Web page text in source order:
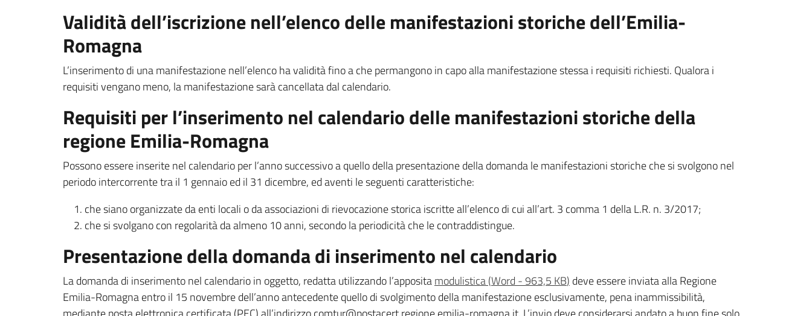
Validità dell’iscrizione nell’elenco delle manifestazioni storiche dell’Emilia-
Romagna
L’inserimento di una manifestazione nell’elenco ha validità fino a che permangono in capo alla manifestazione stessa i requisiti richiesti. Qualora i
requisiti vengano meno, la manifestazione sarà cancellata dal calendario.
Requisiti per l’inserimento nel calendario delle manifestazioni storiche della
regione Emilia-Romagna
Possono essere inserite nel calendario per l’anno successivo a quello della presentazione della domanda le manifestazioni storiche che si svolgono nel
periodo intercorrente tra il 1 gennaio ed il 31 dicembre, ed aventi le seguenti caratteristiche:
che siano organizzate da enti locali o da associazioni di rievocazione storica iscritte all’elenco di cui all’art. 3 comma 1 della L.R. n. 3/2017;
che si svolgano con regolarità da almeno 10 anni, secondo la periodicità che le contraddistingue.
Presentazione della domanda di inserimento nel calendario
La domanda di inserimento nel calendario in oggetto, redatta utilizzando l’appositamodulistica(Word -963,5 KB) deve essere inviata alla Regione
Emilia-Romagna entro il 15 novembre dell’anno antecedente quello di svolgimento della manifestazione esclusivamente, pena inammissibilità,